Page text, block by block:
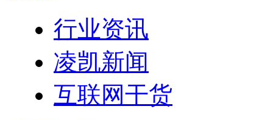
行业资讯
凌凯新闻
互联网干货